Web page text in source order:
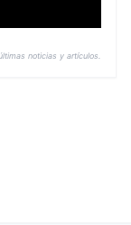
noticias y artículos.